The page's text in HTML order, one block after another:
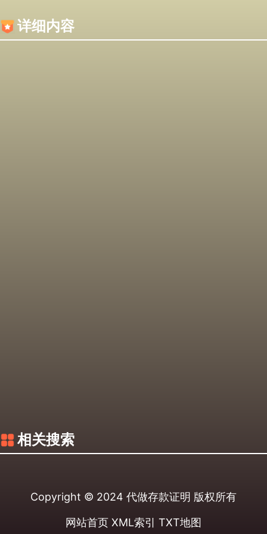
详细内容
相关搜索
Copyright © 2024 代做存款证明 版权所有
网站首页 XML索引 TXT地图